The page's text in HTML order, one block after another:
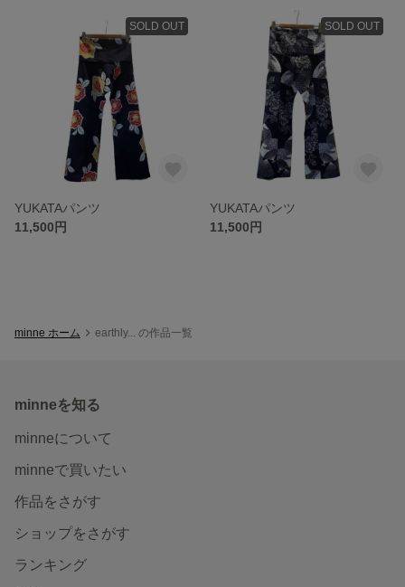
SOLD OUT
YUKATAパンツ
11,500円
SOLD OUT
YUKATAパンツ
11,500円
minne ホーム earthly... の作品一覧
minneを知る
minneについて
minneで買いたい
作品をさがす
ショップをさがす
ランキング